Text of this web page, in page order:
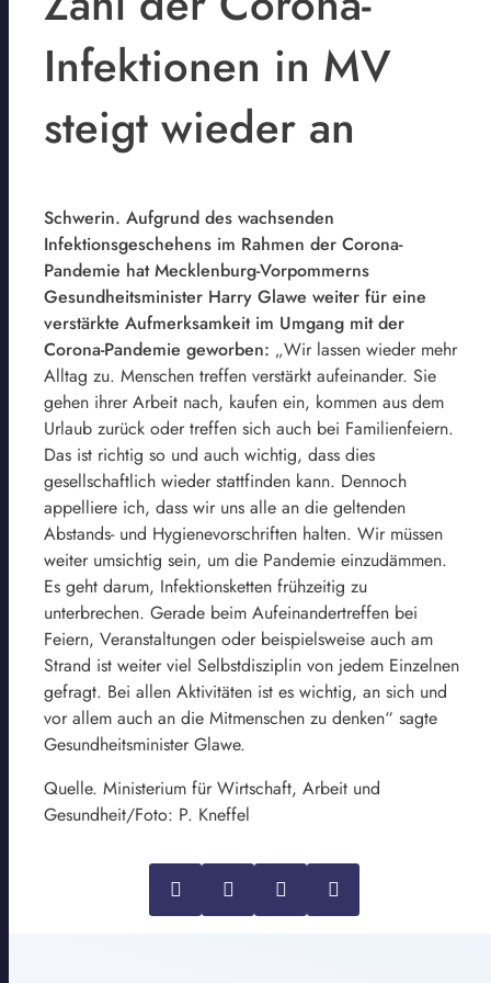
Infektionen in MV
steigt wieder an
Schwerin. Aufgrund des wachsenden
Infektionsgeschehens im Rahmen der Corona-
Pandemie hat Mecklenburg-Vorpommerns
Gesundheitsminister Harry Glawe weiter für eine
verstärkte Aufmerksamkeit im Umgang mit der
Corona-Pandemie geworben: „Wir lassen wieder mehr
Alltag zu. Menschen treffen verstärkt aufeinander. Sie
gehen ihrer Arbeit nach, kaufen ein, kommen aus dem
Urlaub zurück oder treffen sich auch bei Familienfeiern.
Das ist richtig so und auch wichtig, dass dies
gesellschaftlich wieder stattfinden kann. Dennoch
appelliere ich, dass wir uns alle an die geltenden
Abstands- und Hygienevorschriften halten. Wir müssen
weiter umsichtig sein, um die Pandemie einzudämmen.
Es geht darum, Infektionsketten frühzeitig zu
unterbrechen. Gerade beim Aufeinandertreffen bei
Feiern, Veranstaltungen oder beispielsweise auch am
Strand ist weiter viel Selbstdisziplin von jedem Einzelnen
gefragt. Bei allen Aktivitäten ist es wichtig, an sich und
vor allem auch an die Mitmenschen zu denken“ sagte
Gesundheitsminister Glawe.
Quelle. Ministerium für Wirtschaft, Arbeit und
Gesundheit/Foto: P. Kneffel